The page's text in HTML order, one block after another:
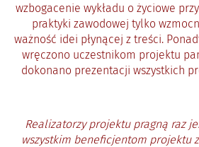
wzbogacenie wykładu o życiowe
praktyki zawodowej tylko
ważność idei płynącej z treści.
wręczono uczestnikom projektu
dokonano prezentacji wszystkich
Realizatorzy projektu pragną raz
wszystkim beneficjentom projektu